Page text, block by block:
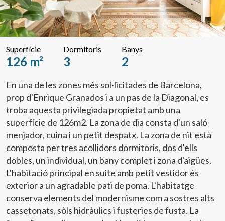
Superfície
126 m²
Dormitoris
3
Banys
2
En una de les zones més sol·licitades de Barcelona,
prop d'Enrique Granados i a un pas de la Diagonal, es
troba aquesta privilegiada propietat amb una
superfície de 126m2. La zona de dia consta d'un saló
menjador, cuina i un petit despatx. La zona de nit està
composta per tres acollidors dormitoris, dos d'ells
dobles, un individual, un bany complet i zona d'aigües.
L'habitació principal en suite amb petit vestidor és
exterior a un agradable pati de poma. L'habitatge
conserva elements del modernisme com a sostres alts
cassetonats, sòls hidràulics i fusteries de fusta. La